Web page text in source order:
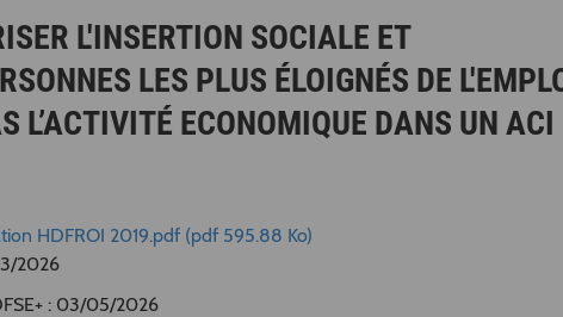
L'INSERTION SOCIALE ET
LES PLUS ÉLOIGNÉS DE
L’ACTIVITÉ ECONOMIQUE DANS UN
HDFROI 2019.pdf (pdf 595.88 Ko)
2026
: 03/05/2026